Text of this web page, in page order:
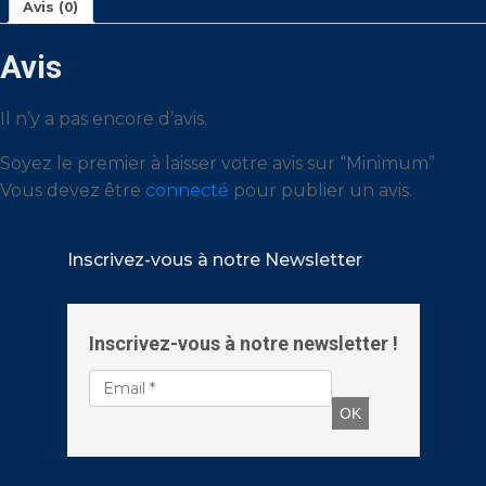
Avis (0)
Avis
Il n’y a pas encore d’avis.
Soyez le premier à laisser votre avis sur “Minimum”
Vous devez être connecté pour publier un avis.
Inscrivez-vous à notre Newsletter
Inscrivez-vous à notre newsletter !